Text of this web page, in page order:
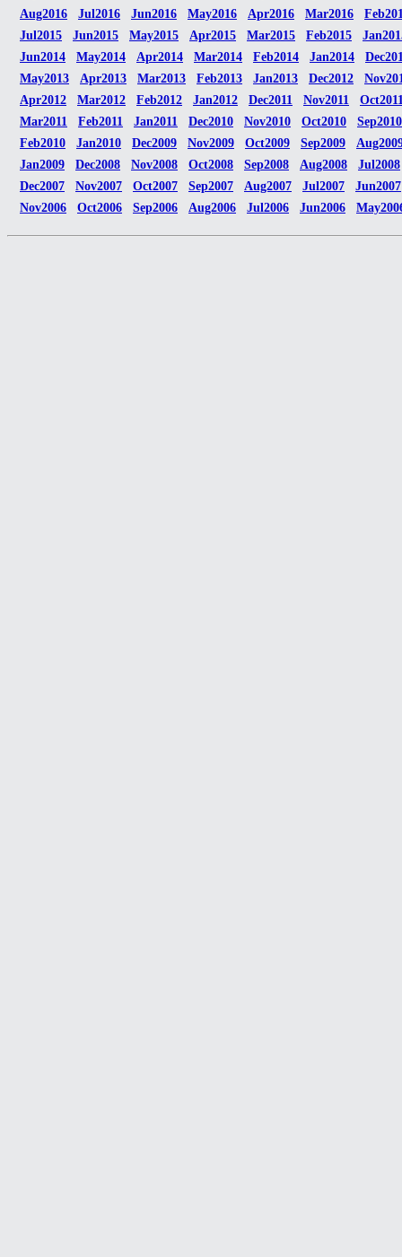
Aug2016
Jul2016 Jun2016 May2016 Apr2016 Mar2016
Jul2015
Jun2015 May2015 Apr2015 Mar2015 Feb2015
Jun2014
May2014 Apr2014 Mar2014 Feb2014 Jan2014
May2013
Apr2013 Mar2013 Feb2013 Jan2013 Dec2012
Apr2012
Mar2012 Feb2012 Jan2012 Dec2011 Nov2011
Mar2011
Feb2011 Jan2011 Dec2010 Nov2010 Oct2010
Sep2010
Feb2010
Jan2010 Dec2009 Nov2009 Oct2009 Sep2009
Jan2009
Dec2008 Nov2008 Oct2008 Sep2008 Aug2008
Jul2008
Dec2007
Nov2007 Oct2007 Sep2007 Aug2007 Jul2007
Jun2007
Nov2006
Oct2006 Sep2006 Aug2006 Jul2006 Jun2006